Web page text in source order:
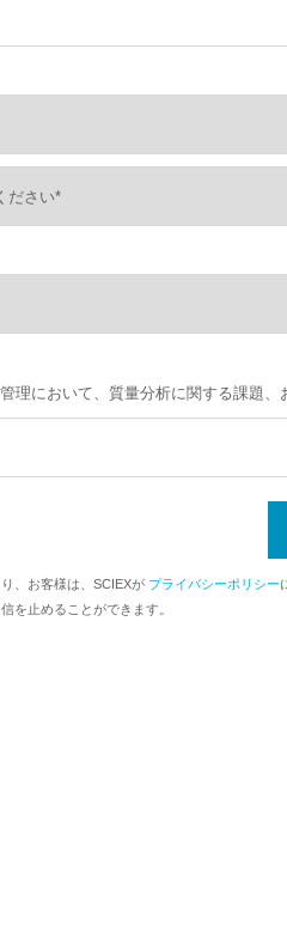
理において、質量分析に関する課題
、お客様は、SCIEXが プライバシーポリシー
を止めることができます。